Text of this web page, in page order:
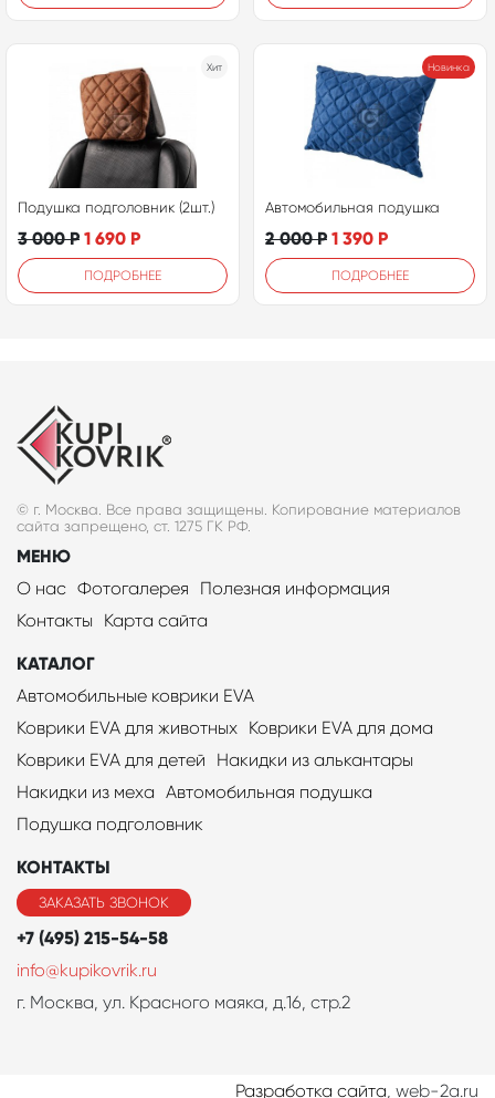
Хит
Подушка подголовник (2шт.)
3 000Р 1 690 Р
ПОДРОБНЕЕ
Новинка
Автомобильная подушка
2 000Р 1 390 Р
ПОДРОБНЕЕ
© г. Москва. Все права защищены. Копирование материалов
сайта запрещено, ст. 1275 ГК РФ.
МЕНЮ
О нас Фотогалерея
Полезная информация
Контакты
Карта сайта
КАТАЛОГ
Автомобильные коврики EVA
Коврики EVA для животных Коврики EVA для дома
Коврики EVA для детей
Накидки из алькантары
Накидки из меха Автомобильная подушка
Подушка подголовник
КОНТАКТЫ
ЗАКАЗАТЬ ЗВОНОК
+7 (495) 215-54-58
info@kupikovrik.ru
г. Москва, ул. Красного маяка, д.16, стр.2
Разработка сайта , web-2a.ru